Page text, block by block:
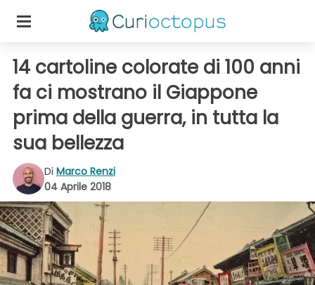
14 cartoline colorate di 100 anni
fa ci mostrano il Giappone
prima della guerra, in tutta la
sua bellezza
Di Marco Renzi
04 Aprile 2018